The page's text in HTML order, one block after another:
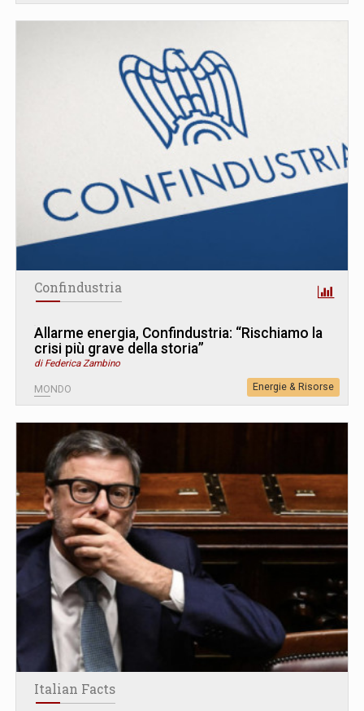
Confindustria
Allarme energia, Confindustria: “Rischiamo la
crisi più grave della storia”
di Federica Zambino
MONDO Energie & Risorse
Italian Facts